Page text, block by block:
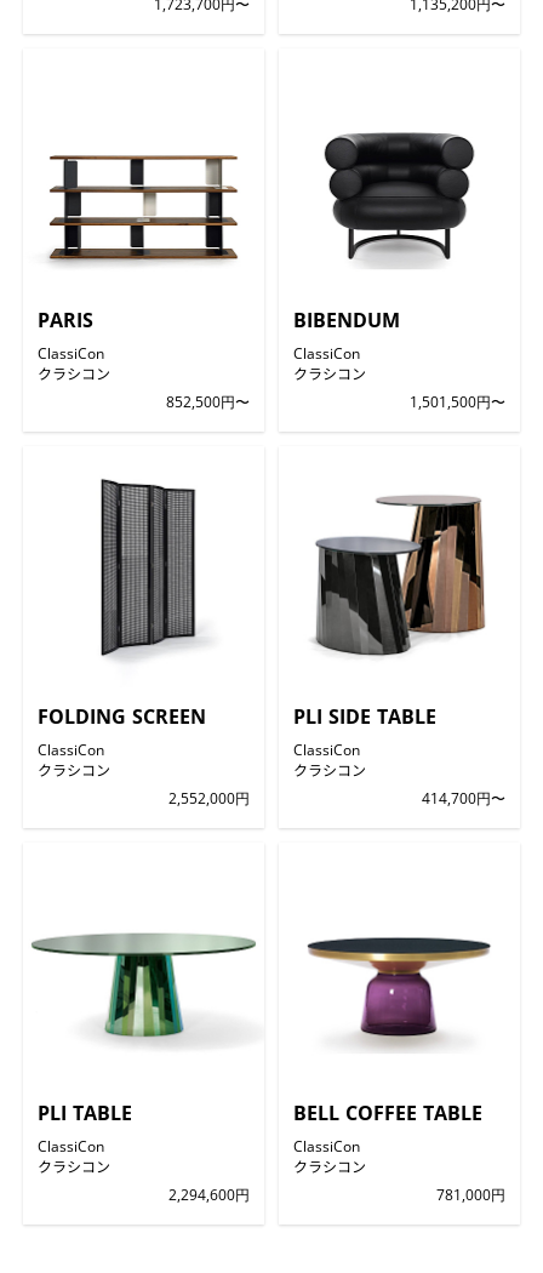
1,723,700円〜
1,135,200円〜
PARIS
ClassiCon
クラシコン
852,500円〜
BIBENDUM
ClassiCon
クラシコン
1,501,500円〜
FOLDING SCREEN
ClassiCon
クラシコン
2,552,000円
PLI SIDE TABLE
ClassiCon
クラシコン
414,700円〜
PLI TABLE
ClassiCon
クラシコン
2,294,600円
BELL COFFEE TABLE
ClassiCon
クラシコン
781,000円